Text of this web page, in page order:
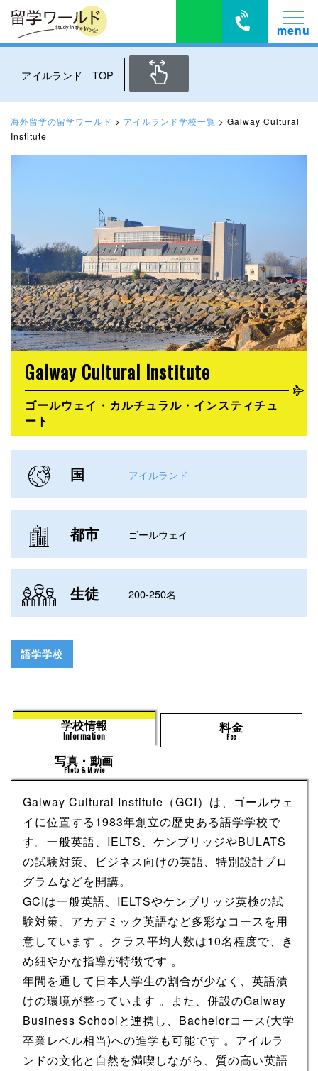
アイルランド TOP
海外留学の留学ワールド > アイルランド学校一覧 > Galway Cultural
Institute
Galway Cultural Institute
ゴールウェイ・カルチュラル・インスティチュ
ート
国 アイルランド
都市 ゴールウェイ
生徒 200-250名
語学学校
学校情報
Information
料金
Fee
写真・動画
Photo & Movie
Galway Cultural Institute（GCI）は、ゴールウェ
イに位置する1983年創立の歴史ある語学学校で
す。一般英語、IELTS、ケンブリッジやBULATS
の試験対策、ビジネス向けの英語、特別設計プロ
グラムなどを開講。
GCIは一般英語、IELTSやケンブリッジ英検の試
験対策、アカデミック英語など多彩なコースを用
意しています 。​クラス平均人数は10名程度で、き
め細やかな指導が特徴です 。​
年間を通して日本人学生の割合が少なく、英語漬
けの環境が整っています 。​また、併設のGalway
Business Schoolと連携し、Bachelorコース(大学
卒業レベル相当)への進学も可能です 。​アイルラ
ンドの文化と自然を満喫しながら、質の高い英語